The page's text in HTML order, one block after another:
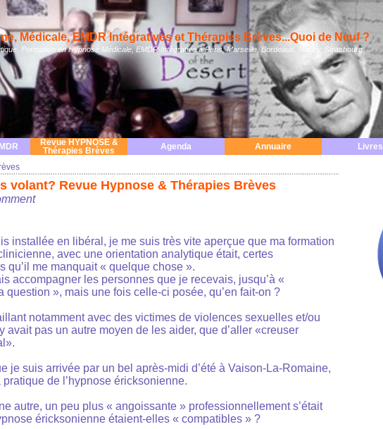
Médicale, EMDR Intégratives et Thérapies Brèves...Quoi de Neuf ?
Formation en Hypnose Médicale, EMDR Intégrative à Paris, Marseille, Bordeaux, Nancy, Strasbourg
Revue HYPNOSE &
Thérapies Brèves
Agenda Annuaire Livres
volant? Revue Hypnose & Thérapies Brèves
installée en libéral, je me suis très vite aperçue que ma formation
avec une orientation analytique était, certes
qu’il me manquait « quelque chose ».
accompagner les personnes que je recevais, jusqu’à «
question », mais une fois celle-ci posée, qu’en fait-on ?
notamment avec des victimes de violences sexuelles et/ou
avait pas un autre moyen de les aider, que d’aller «creuser
je suis arrivée par un bel après-midi d’été à Vaison-La-Romaine,
de l’hypnose éricksonienne.
autre, un peu plus « angoissante » professionnellement s’était
éricksonienne étaient-elles « compatibles » ?